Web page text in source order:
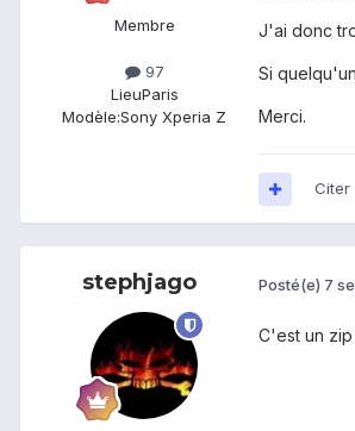
Membre
97
LieuParis
Modèle:Sony Xperia Z
J'ai donc
Si
Merci.
Citer
stephjago Posté(e) 7
C'est un